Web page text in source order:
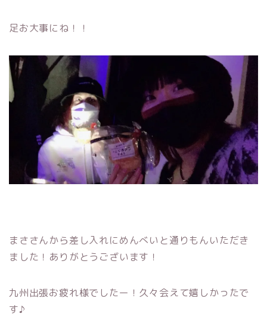
足お大事にね！！
まささんから差し入れにめんべいと通りもんいただき
ました！ありがとうございます！
九州出張お疲れ様でしたー！久々会えて嬉しかったで
す♪